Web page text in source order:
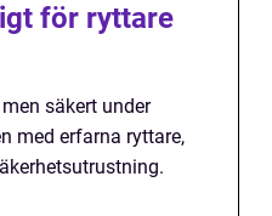
för ryttare
säkert under
med erfarna ryttare,